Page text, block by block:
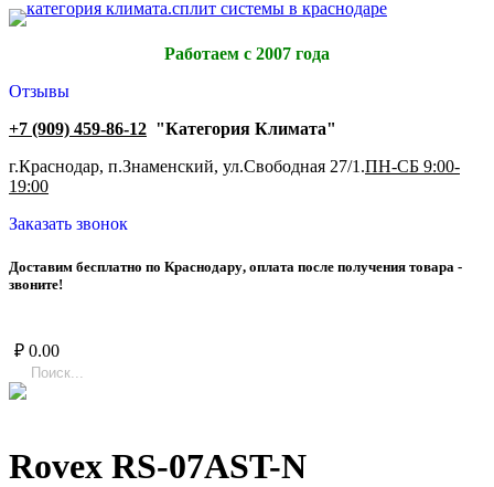
Работаем с 2007 года
Отзывы
+7 (909) 459-86-12 "Категория Климата"
г.Краснодар, п.Знаменский, ул.Свободная 27/1.ПН-СБ 9:00-
19:00
Заказать звонок
Доставим бесплатно по Краснодару, оплата после получения товара -
звоните!
₽ 0.00
Rovex RS-07AST-N